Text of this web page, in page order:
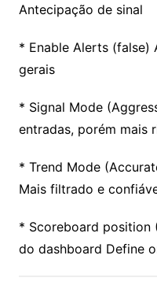
Antecipação de sinal
* Enable Alerts (false)
gerais
* Signal Mode
entradas, porém mais
* Trend Mode
Mais filtrado e
* Scoreboard position
do dashboard Define